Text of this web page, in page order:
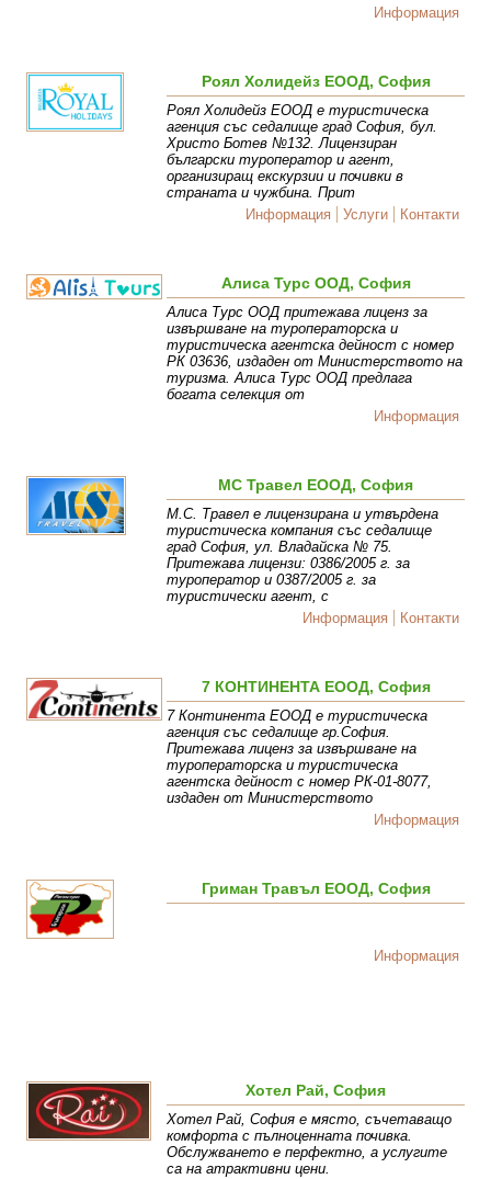
Информация
Роял Холидейз ЕООД, София
Роял Холидейз ЕООД е туристическа
агенция със седалище град София, бул.
Христо Ботев №132. Лицензиран
български туроператор и агент,
организиращ екскурзии и почивки в
страната и чужбина. Прит
Информация
Услуги Контакти
Алиса Турс ООД, София
Алиса Турс ООД притежава лиценз за
извършване на туроператорска и
туристическа агентска дейност с номер
РК 03636, издаден от Министерството на
туризма. Алиса Турс ООД предлага
богата селекция от
Информация
МС Травел ЕООД, София
М.С. Травел е лицензирана и утвърдена
туристическа компания със седалище
град София, ул. Владайска № 75.
Притежава лицензи: 0386/2005 г. за
туроператор и 0387/2005 г. за
туристически агент, с
Информация
Контакти
7 КОНТИНЕНТА ЕООД, София
7 Континента ЕООД е туристическа
агенция със седалище гр.София.
Притежава лиценз за извършване на
туроператорска и туристическа
агентска дейност с номер РК-01-8077,
издаден от Министерството
Информация
Гриман Травъл ЕООД, София
Информация
Хотел Рай, София
Хотел Рай, София е място, съчетаващо
комфорта с пълноценната почивка.
Обслужването е перфектно, а услугите
са на атрактивни цени.